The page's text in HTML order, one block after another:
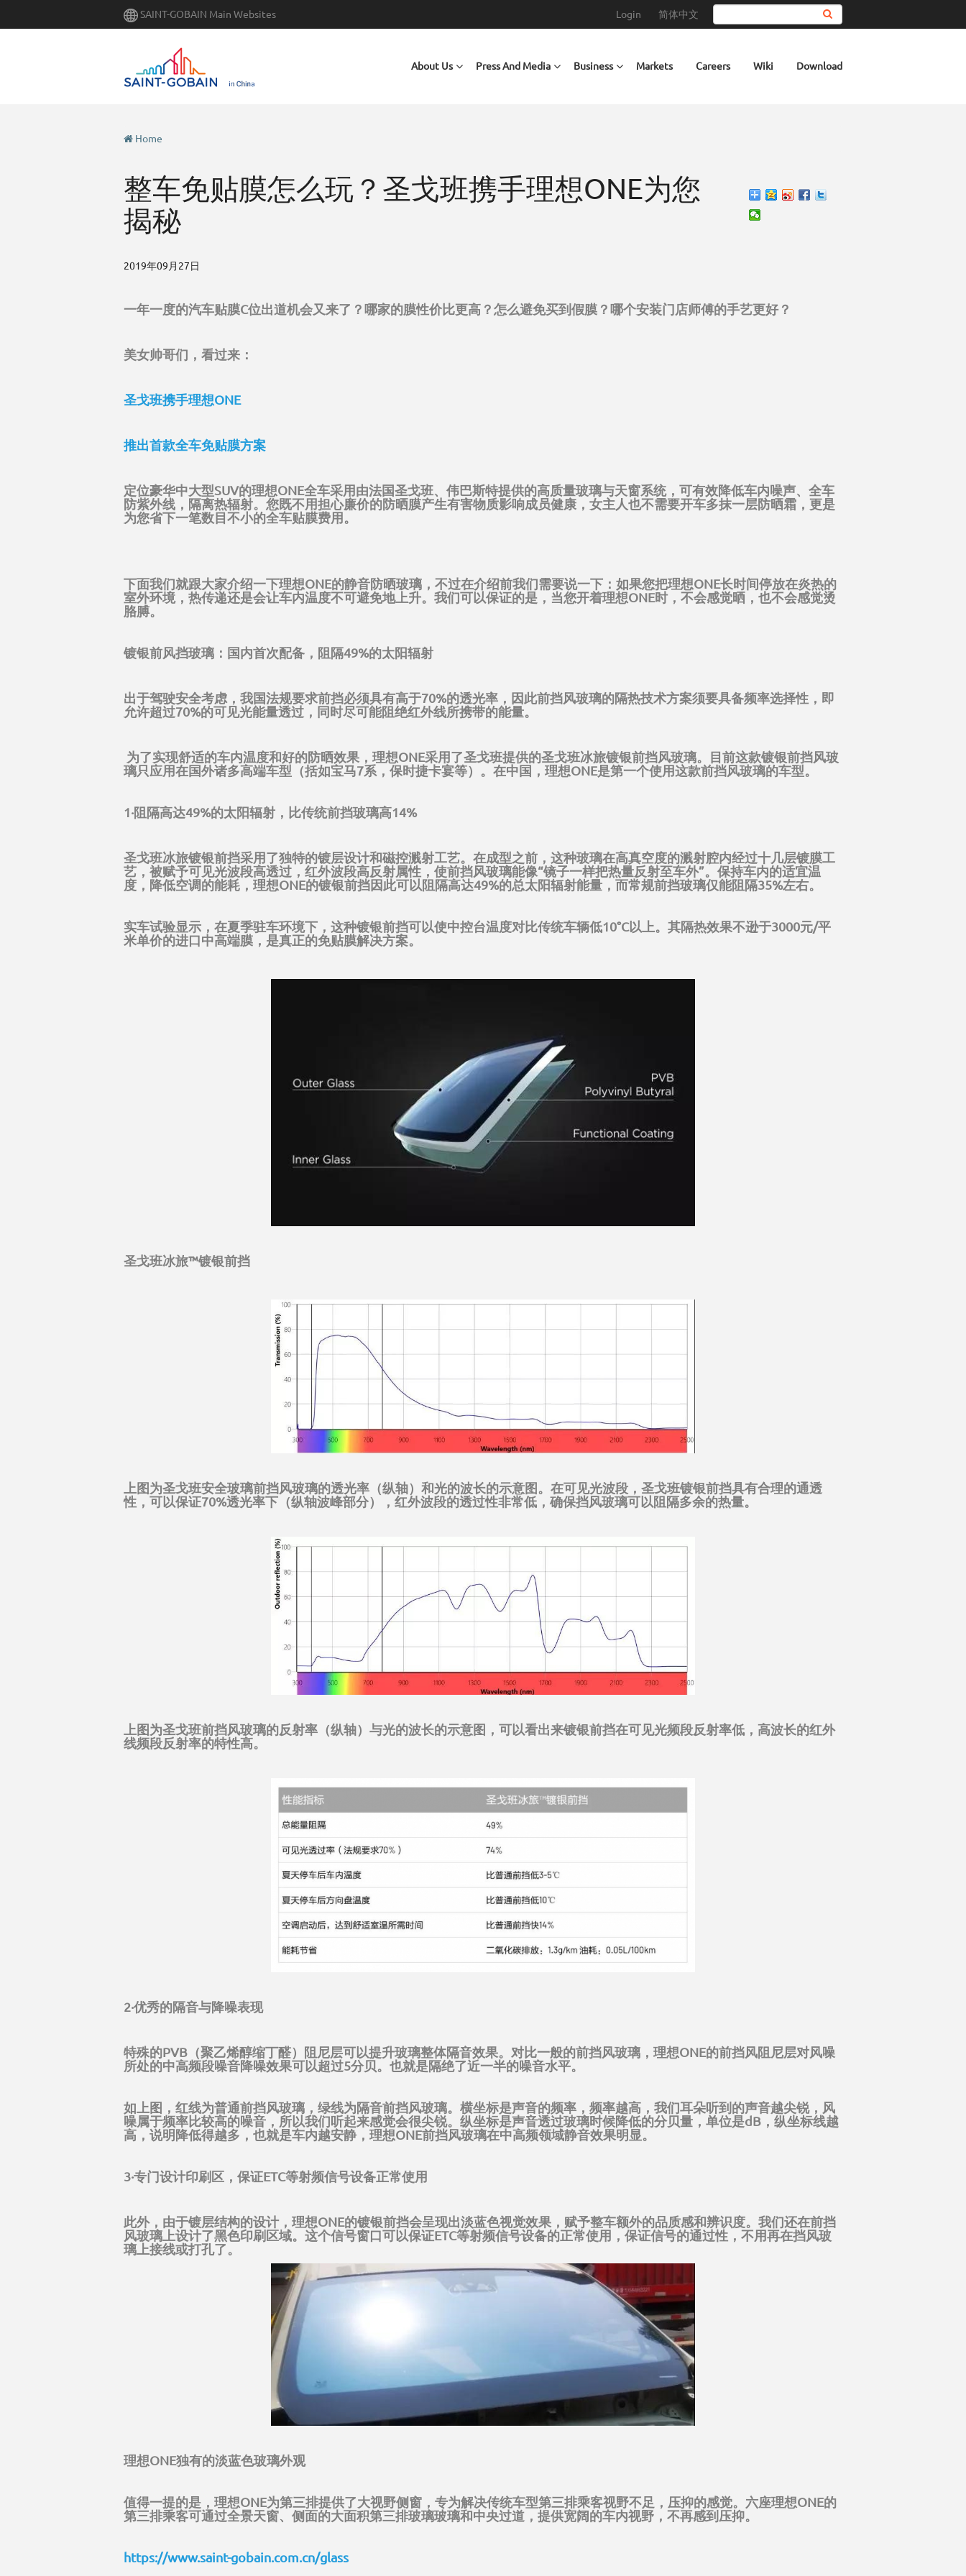
SAINT-GOBAIN Main Websites Login 简体中文
About Us Press And Media Business Markets Careers Wiki Download
Home
整车免贴膜怎么玩？圣戈班携手理想ONE为您
揭秘
2019年09月27日
一年一度的汽车贴膜C位出道机会又来了？哪家的膜性价比更高？怎么避免买到假膜？哪个安装门店师傅的手艺更好？
美女帅哥们，看过来：
圣戈班携手理想ONE
推出首款全车免贴膜方案
定位豪华中大型SUV的理想ONE全车采用由法国圣戈班、伟巴斯特提供的高质量玻璃与天窗系统，可有效降低车内噪声、全车
防紫外线，隔离热辐射。您既不用担心廉价的防晒膜产生有害物质影响成员健康，女主人也不需要开车多抹一层防晒霜，更是
为您省下一笔数目不小的全车贴膜费用。
下面我们就跟大家介绍一下理想ONE的静音防晒玻璃，不过在介绍前我们需要说一下：如果您把理想ONE长时间停放在炎热的
室外环境，热传递还是会让车内温度不可避免地上升。我们可以保证的是，当您开着理想ONE时，不会感觉晒，也不会感觉烫
胳膊。
镀银前风挡玻璃：国内首次配备，阻隔49%的太阳辐射
出于驾驶安全考虑，我国法规要求前挡必须具有高于70%的透光率，因此前挡风玻璃的隔热技术方案须要具备频率选择性，即
允许超过70%的可见光能量透过，同时尽可能阻绝红外线所携带的能量。
为了实现舒适的车内温度和好的防晒效果，理想ONE采用了圣戈班提供的圣戈班冰旅镀银前挡风玻璃。目前这款镀银前挡风玻
璃只应用在国外诸多高端车型（括如宝马7系，保时捷卡宴等）。在中国，理想ONE是第一个使用这款前挡风玻璃的车型。
1·阻隔高达49%的太阳辐射，比传统前挡玻璃高14%
圣戈班冰旅镀银前挡采用了独特的镀层设计和磁控溅射工艺。在成型之前，这种玻璃在高真空度的溅射腔内经过十几层镀膜工
艺，被赋予可见光波段高透过，红外波段高反射属性，使前挡风玻璃能像“镜子一样把热量反射至车外”。保持车内的适宜温
度，降低空调的能耗，理想ONE的镀银前挡因此可以阻隔高达49%的总太阳辐射能量，而常规前挡玻璃仅能阻隔35%左右。
实车试验显示，在夏季驻车环境下，这种镀银前挡可以使中控台温度对比传统车辆低10°C以上。其隔热效果不逊于3000元/平
米单价的进口中高端膜，是真正的免贴膜解决方案。
圣戈班冰旅™镀银前挡
上图为圣戈班安全玻璃前挡风玻璃的透光率（纵轴）和光的波长的示意图。在可见光波段，圣戈班镀银前挡具有合理的通透
性，可以保证70%透光率下（纵轴波峰部分），红外波段的透过性非常低，确保挡风玻璃可以阻隔多余的热量。
上图为圣戈班前挡风玻璃的反射率（纵轴）与光的波长的示意图，可以看出来镀银前挡在可见光频段反射率低，高波长的红外
线频段反射率的特性高。
2·优秀的隔音与降噪表现
特殊的PVB（聚乙烯醇缩丁醛）阻尼层可以提升玻璃整体隔音效果。对比一般的前挡风玻璃，理想ONE的前挡风阻尼层对风噪
所处的中高频段噪音降噪效果可以超过5分贝。也就是隔绝了近一半的噪音水平。
如上图，红线为普通前挡风玻璃，绿线为隔音前挡风玻璃。横坐标是声音的频率，频率越高，我们耳朵听到的声音越尖锐，风
噪属于频率比较高的噪音，所以我们听起来感觉会很尖锐。纵坐标是声音透过玻璃时候降低的分贝量，单位是dB，纵坐标线越
高，说明降低得越多，也就是车内越安静，理想ONE前挡风玻璃在中高频领域静音效果明显。
3·专门设计印刷区，保证ETC等射频信号设备正常使用
此外，由于镀层结构的设计，理想ONE的镀银前挡会呈现出淡蓝色视觉效果，赋予整车额外的品质感和辨识度。我们还在前挡
风玻璃上设计了黑色印刷区域。这个信号窗口可以保证ETC等射频信号设备的正常使用，保证信号的通过性，不用再在挡风玻
璃上接线或打孔了。
理想ONE独有的淡蓝色玻璃外观
值得一提的是，理想ONE为第三排提供了大视野侧窗，专为解决传统车型第三排乘客视野不足，压抑的感觉。六座理想ONE的
第三排乘客可通过全景天窗、侧面的大面积第三排玻璃玻璃和中央过道，提供宽阔的车内视野，不再感到压抑。
https://www.saint-gobain.com.cn/glass